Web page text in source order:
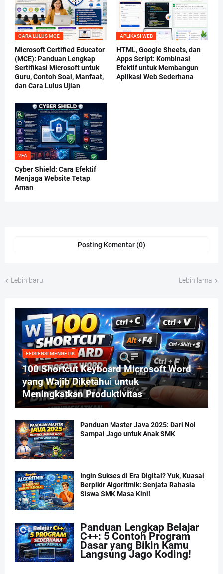
CARA LULUS MCE
Microsoft Certified Educator
(MCE): Panduan Lengkap
Sertifikasi Microsoft untuk
Guru, Contoh Soal, Manfaat,
dan Cara Lulus Ujian
APLIKASI WEB
HTML, Google Sheets, dan
Apps Script: Kombinasi
Efektif untuk Membangun
Aplikasi Web Sederhana
2FA
Cyber Shield: Cara Efektif
Menjaga Website Tetap
Aman
Posting Komentar (0)
Lebih baru Lebih lama
EFISIENSI MENGETIK
100 Shortcut Keyboard Microsoft Word
yang Wajib Diketahui untuk
Meningkatkan Produktivitas
Panduan Master Java 2025: Dari Nol
Sampai Jago untuk Anak SMK
Ingin Sukses di Era Digital? Yuk, Kuasai
Berpikir Algoritmik: Senjata Rahasia
Siswa SMK Masa Kini!
Panduan Lengkap Belajar
C++: 5 Contoh Program
Dasar yang Bikin Kamu
Langsung Jago Koding!